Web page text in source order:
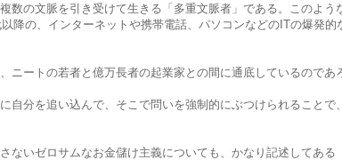
数の文脈を引き受けて生きる「多重文脈者」である。このよ
降の、インターネットや携帯電話、パソコンなどのITの爆発
ニートの若者と億万長者の起業家との間に通底しているので
自分を追い込んで、そこで問いを強制的にぶつけられること
ないゼロサムなお金儲け主義についても、かなり記述してある